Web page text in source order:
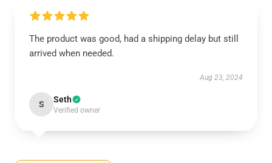
The product was good, had a shipping delay but still
arrived when needed.
Aug 23, 2024
S Seth
Verified owner